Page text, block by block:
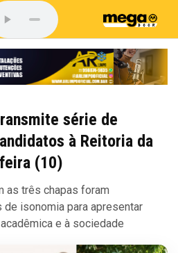
série de
à Reitoria da
(10)
as três chapas foram
isonomia para apresentar
e à sociedade